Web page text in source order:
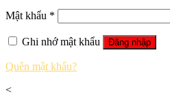
Mật khẩu *
Ghi nhớ mật khẩu Đăng nhập
Quên mật khẩu?
<